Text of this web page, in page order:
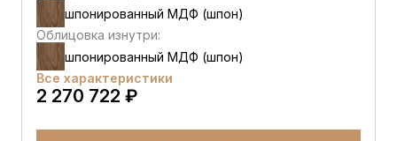
шпонированный МДФ (шпон)
Облицовка изнутри:
шпонированный МДФ (шпон)
Все характеристики
2 270 722 ₽